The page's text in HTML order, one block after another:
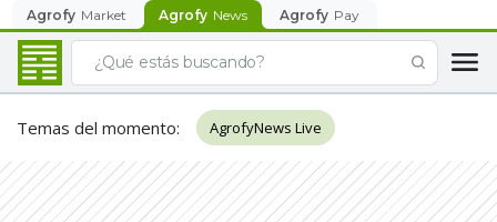
Agrofy Market Agrofy News Agrofy Pay
Temas del momento: AgrofyNews Live